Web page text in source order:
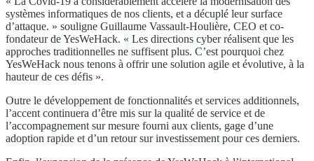
systèmes informatiques de nos clients, et a décuplé leur surface
d’attaque. » souligne Guillaume Vassault-Houlière, CEO et co-
fondateur de YesWeHack. « Les directions cyber réalisent que les
approches traditionnelles ne suffisent plus. C’est pourquoi chez
YesWeHack nous tenons à offrir une solution agile et évolutive, à la
hauteur de ces défis ».
Outre le développement de fonctionnalités et services additionnels,
l’accent continuera d’être mis sur la qualité de service et de
l’accompagnement sur mesure fourni aux clients, gage d’une
adoption rapide et d’un retour sur investissement pour ces derniers.